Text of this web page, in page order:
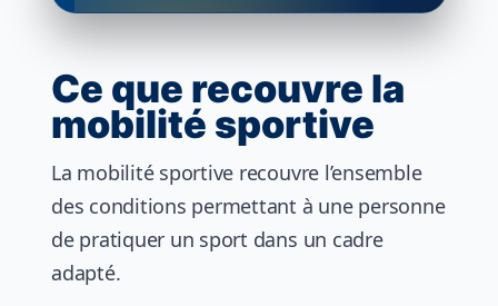
Ce que recouvre la
mobilité sportive
La mobilité sportive recouvre l’ensemble
des conditions permettant à une personne
de pratiquer un sport dans un cadre
adapté.